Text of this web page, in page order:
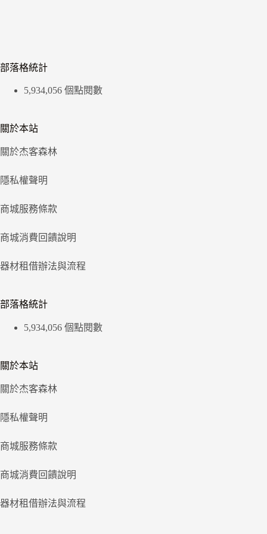
部落格統計
5,934,056 個點閱數
關於本站
關於杰客森林
隱私權聲明
商城服務條款
商城消費回饋說明
器材租借辦法與流程
部落格統計
5,934,056 個點閱數
關於本站
關於杰客森林
隱私權聲明
商城服務條款
商城消費回饋說明
器材租借辦法與流程